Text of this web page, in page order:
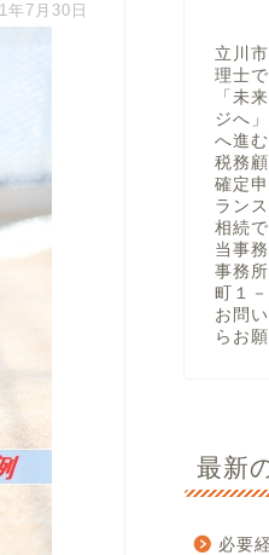
7月30日
立川
理士で
「未
ジへ
へ進
税務
確定
ラン
相続
当事
事務
町１
お問
らお
最新
必要